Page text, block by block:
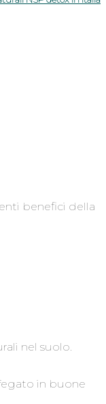
benefici della
nel suolo.
in buone